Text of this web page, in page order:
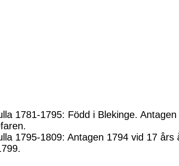
1781-1795: Född i Blekinge.
1795-1809: Antagen 1794 vid 17